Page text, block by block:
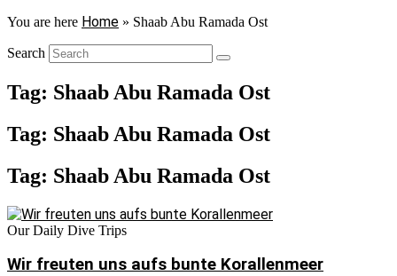
You are here Home » Shaab Abu Ramada Ost
Search
Tag: Shaab Abu Ramada Ost
Tag: Shaab Abu Ramada Ost
Tag: Shaab Abu Ramada Ost
Our Daily Dive Trips
Wir freuten uns aufs bunte Korallenmeer